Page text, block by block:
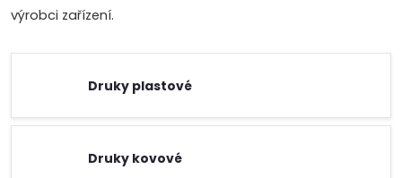
výrobci zařízení.
Druky plastové
Druky kovové